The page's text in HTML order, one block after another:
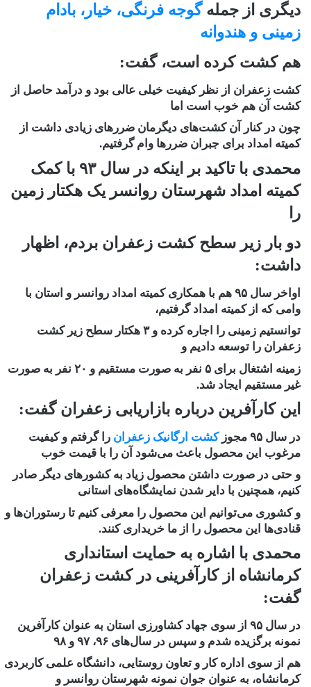
دیگری از جملهگوجه فرنگی، خیار، بادام
زمینی و هندوانه
هم کشت کرده است، گفت:
کشت زعفران از نظر کیفیت خیلی عالی بود و درآمد حاصل از
کشت آن هم خوب است اما
چون در کنار آن کشت‌های دیگرمان ضررهای زیادی داشت از
کمیته امداد برای جبران ضررها وام گرفتیم.
محمدی با تاکید بر اینکه در سال ۹۳ با کمک
کمیته امداد شهرستان روانسر یک هکتار زمین
را
دو بار زیر سطح کشت زعفران بردم، اظهار
داشت:
اواخر سال ۹۵ هم با همکاری کمیته امداد روانسر و استان با
وامی که از کمیته امداد گرفتیم،
توانستیم زمینی را اجاره کرده و ۳ هکتار سطح زیر کشت
زعفران را توسعه دادیم و
زمینه اشتغال برای ۵ نفر به صورت مستقیم و ۲۰ نفر به صورت
غیر مستقیم ایجاد شد.
این کارآفرین درباره بازاریابی زعفران گفت:
در سال ۹۵ مجوز کشت ارگانیک زعفران را گرفتم و کیفیت
مرغوب این محصول باعث می‌شود آن را با قیمت خوب
و حتی در صورت داشتن محصول زیاد به کشورهای دیگر صادر
کنیم، همچنین با دایر شدن نمایشگاه‌های استانی
و کشوری می‌توانیم این محصول را معرفی کنیم تا رستوران‌ها و
قنادی‌ها این محصول را از ما خریداری کنند.
محمدی با اشاره به حمایت استانداری
کرمانشاه از کارآفرینی در کشت زعفران
گفت:
در سال ۹۵ از سوی جهاد کشاورزی استان به عنوان کارآفرین
نمونه برگزیده شدم و سپس در سال‌های ۹۶، ۹۷ و ۹۸
هم از سوی اداره کار و تعاون روستایی، دانشگاه علمی کاربردی
کرمانشاه، به عنوان جوان نمونه شهرستان روانسر و